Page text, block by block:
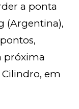
a ponta
(Argentina),
próxima
Cilindro, em